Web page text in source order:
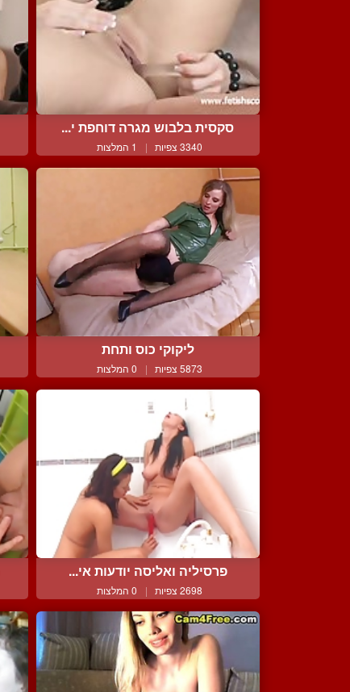
סקסית בלבוש מגרה דוחפת י...
3340 צפיות | 1 המלצות
ליקוקי כוס ותחת
5873 צפיות | 0 המלצות
פרסיליה ואליסה יודעות אי...
2698 צפיות | 0 המלצות